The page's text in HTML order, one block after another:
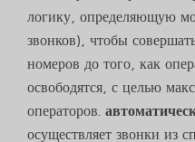
логику, определяющую
звонков), чтобы
номеров до того, как
освободятся, с целью
операторов.
осуществляет звонки из